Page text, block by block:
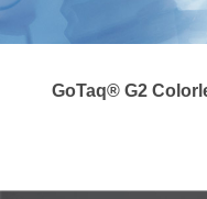
GoTaq® G2